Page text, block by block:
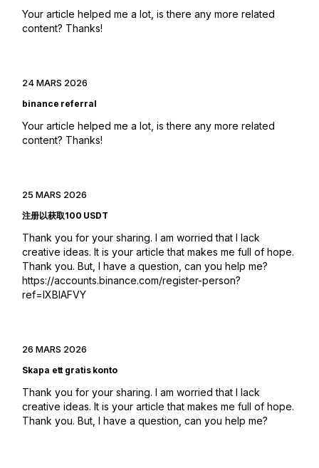
Your article helped me a lot, is there any more related
content? Thanks!
24 MARS 2026
binance referral
Your article helped me a lot, is there any more related
content? Thanks!
25 MARS 2026
注册以获取100 USDT
Thank you for your sharing. I am worried that I lack
creative ideas. It is your article that makes me full of hope.
Thank you. But, I have a question, can you help me?
https://accounts.binance.com/register-person?
ref=IXBIAFVY
26 MARS 2026
Skapa ett gratis konto
Thank you for your sharing. I am worried that I lack
creative ideas. It is your article that makes me full of hope.
Thank you. But, I have a question, can you help me?